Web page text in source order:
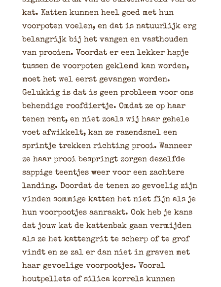
kat. Katten kunnen heel goed met hun
voorpoten voelen, en dat is natuurlijk erg
belangrijk bij het vangen en vasthouden
van prooien. Voordat er een lekker hapje
tussen de voorpoten geklemd kan worden,
moet het wel eerst gevangen worden.
Gelukkig is dat is geen probleem voor ons
behendige roofdiertje. Omdat ze op haar
tenen rent, en niet zoals wij haar gehele
voet afwikkelt, kan ze razendsnel een
sprintje trekken richting prooi. Wanneer
ze haar prooi bespringt zorgen dezelfde
sappige teentjes weer voor een zachtere
landing. Doordat de tenen zo gevoelig zijn
vinden sommige katten het niet fijn als je
hun voorpootjes aanraakt. Ook heb je kans
dat jouw kat de kattenbak gaan vermijden
als ze het kattengrit te scherp of te grof
vindt en ze zal er dan niet in graven met
haar gevoelige voorpootjes. Vooral
houtpellets of silica korrels kunnen